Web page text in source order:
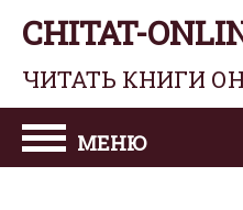
CHITAT-
ЧИТАТЬ КНИГИ
МЕНЮ